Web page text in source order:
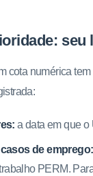
seu
cota numérica
a data em que o
de emprego:
PERM.